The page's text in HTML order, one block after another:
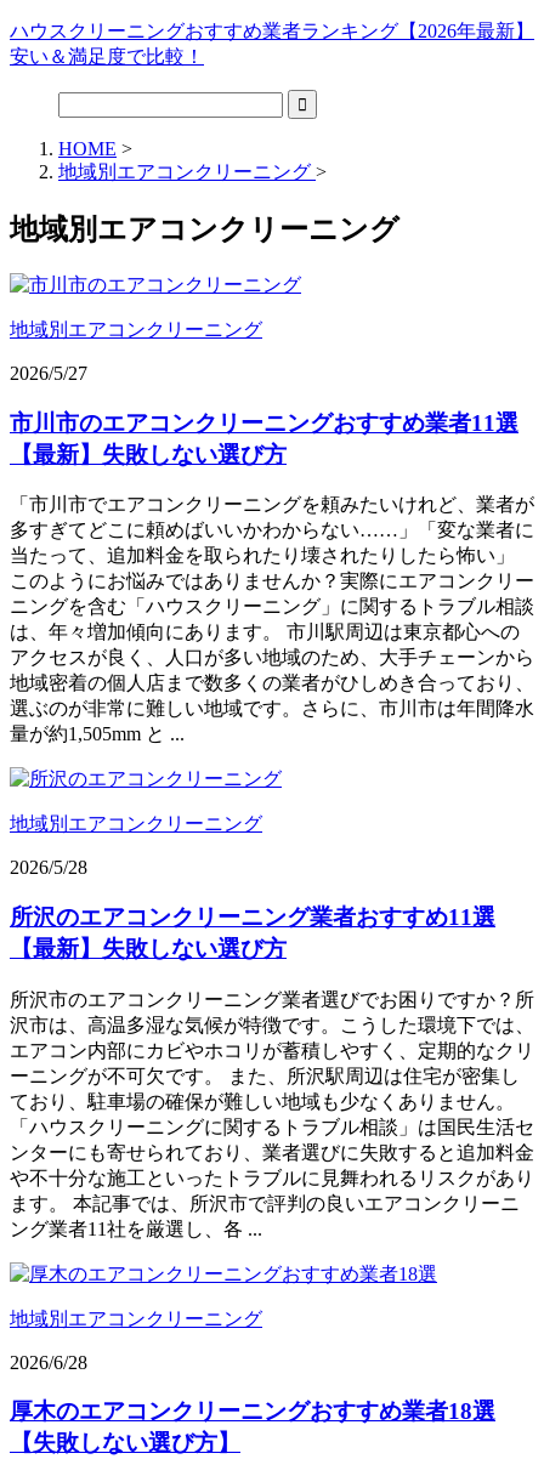
ハウスクリーニングおすすめ業者ランキング【2026年最新】
安い＆満足度で比較！
HOME >
地域別エアコンクリーニング >
地域別エアコンクリーニング
地域別エアコンクリーニング
2026/5/27
市川市のエアコンクリーニングおすすめ業者11選
【最新】失敗しない選び方
「市川市でエアコンクリーニングを頼みたいけれど、業者が
多すぎてどこに頼めばいいかわからない……」「変な業者に
当たって、追加料金を取られたり壊されたりしたら怖い」
このようにお悩みではありませんか？実際にエアコンクリー
ニングを含む「ハウスクリーニング」に関するトラブル相談
は、年々増加傾向にあります。 市川駅周辺は東京都心への
アクセスが良く、人口が多い地域のため、大手チェーンから
地域密着の個人店まで数多くの業者がひしめき合っており、
選ぶのが非常に難しい地域です。さらに、市川市は年間降水
量が約1,505mm と ...
地域別エアコンクリーニング
2026/5/28
所沢のエアコンクリーニング業者おすすめ11選
【最新】失敗しない選び方
所沢市のエアコンクリーニング業者選びでお困りですか？所
沢市は、高温多湿な気候が特徴です。こうした環境下では、
エアコン内部にカビやホコリが蓄積しやすく、定期的なクリ
ーニングが不可欠です。 また、所沢駅周辺は住宅が密集し
ており、駐車場の確保が難しい地域も少なくありません。
「ハウスクリーニングに関するトラブル相談」は国民生活セ
ンターにも寄せられており、業者選びに失敗すると追加料金
や不十分な施工といったトラブルに見舞われるリスクがあり
ます。 本記事では、所沢市で評判の良いエアコンクリーニ
ング業者11社を厳選し、各 ...
地域別エアコンクリーニング
2026/6/28
厚木のエアコンクリーニングおすすめ業者18選
【失敗しない選び方】